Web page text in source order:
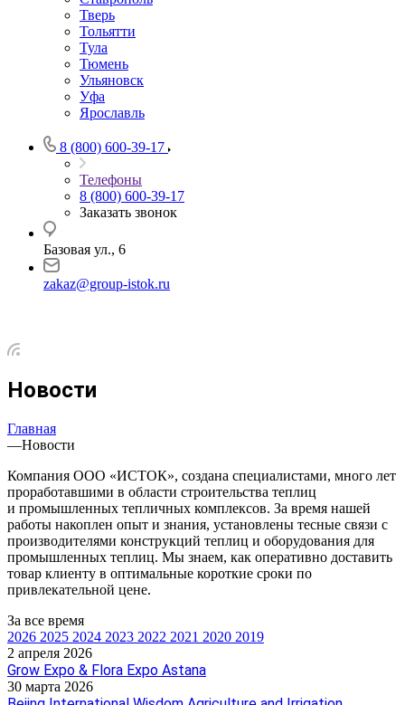
Тверь
Тольятти
Тула
Тюмень
Ульяновск
Уфа
Ярославль
8 (800) 600-39-17
Телефоны
8 (800) 600-39-17
Заказать звонок
Базовая ул., 6
zakaz@group-istok.ru
Новости
Главная
—Новости
Компания ООО «ИСТОК», создана специалистами, много лет
проработавшими в области строительства теплиц
и промышленных тепличных комплексов. За время нашей
работы накоплен опыт и знания, установлены тесные связи с
производителями конструкций теплиц и оборудования для
промышленных теплиц. Мы знаем, как оперативно доставить
товар клиенту в оптимальные короткие сроки по
привлекательной цене.
За все время
2026 2025 2024 2023 2022 2021 2020 2019
2 апреля 2026
Grow Expo & Flora Expo Astana
30 марта 2026